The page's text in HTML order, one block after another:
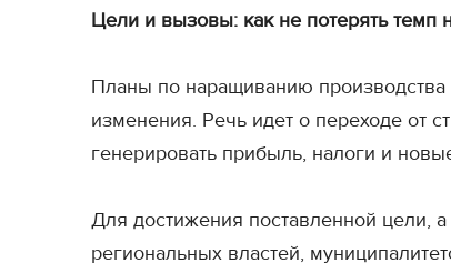
Цели и вызовы: как не потерять темп
Планы по наращиванию производства
изменения. Речь идет о переходе от
генерировать прибыль, налоги и
Для достижения поставленной цели,
региональных властей,